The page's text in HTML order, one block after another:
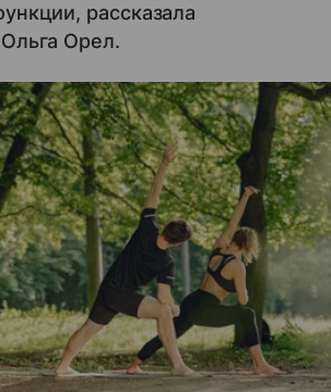
рассказала
Орел.